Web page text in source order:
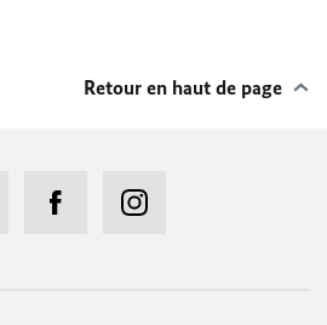
Retour en haut de page